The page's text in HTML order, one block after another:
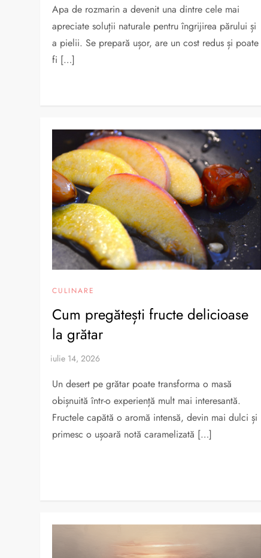
Apa de rozmarin a devenit una dintre cele mai
apreciate soluții naturale pentru îngrijirea părului și
a pielii. Se prepară ușor, are un cost redus și poate
fi […]
CULINARE
Cum pregătești fructe delicioase
la grătar
Un desert pe grătar poate transforma o masă
obișnuită într-o experiență mult mai interesantă.
Fructele capătă o aromă intensă, devin mai dulci și
primesc o ușoară notă caramelizată […]